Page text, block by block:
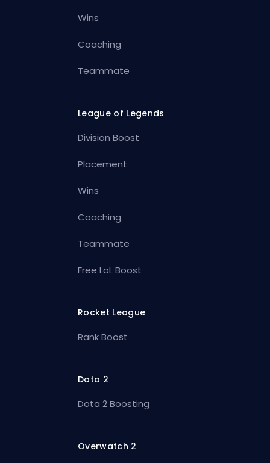
Wins
Coaching
Teammate
League of Legends
Division Boost
Placement
Wins
Coaching
Teammate
Free LoL Boost
Rocket League
Rank Boost
Dota 2
Dota 2 Boosting
Overwatch 2